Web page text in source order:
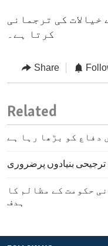
کی ترجمانی
کرتا ہے۔
Share
Related
دفاع کو بڑھا رہا ہے
ترجیحی بنیادوں پرضروری
حکومت کے مظالم کا
ہدف